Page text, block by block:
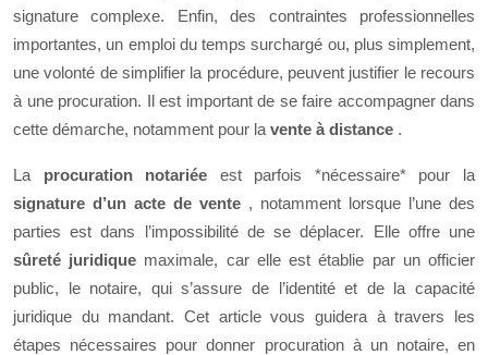
signature complexe. Enfin, des contraintes professionnelles
importantes, un emploi du temps surchargé ou, plus simplement,
une volonté de simplifier la procédure, peuvent justifier le recours
à une procuration. Il est important de se faire accompagner dans
cette démarche, notamment pour la vente à distance .
La procuration notariée est parfois *nécessaire* pour la
signature d’un acte de vente , notamment lorsque l’une des
parties est dans l’impossibilité de se déplacer. Elle offre une
sûreté juridique maximale, car elle est établie par un officier
public, le notaire, qui s’assure de l’identité et de la capacité
juridique du mandant. Cet article vous guidera à travers les
étapes nécessaires pour donner procuration à un notaire, en